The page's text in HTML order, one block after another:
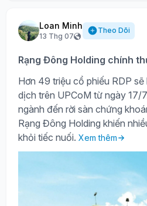
Loan Minh
13 Thg 07
Theo Dõi
Rạng Đông Holding chính
Hơn 49 triệu cổ phiếu RDP
dịch trên UPCoM từ ngày 17/
ngành đến rời sàn chứng
Rạng Đông Holding khiến
khỏi tiếc nuối. Xem thêm